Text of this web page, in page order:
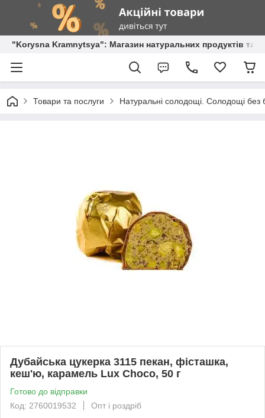
"Korysna Kramnytsya": Магазин натуральних продуктів та
Товари та послуги Натуральні солодощі. Солодощі без
Дубайська цукерка 3115 пекан, фісташка,
кеш'ю, карамель Lux Choco, 50 г
Готово до відправки
Код: 2760019532
Опт і роздріб